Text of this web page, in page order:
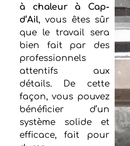
à chaleur à Cap-
d’Ail, vous êtes sûr
que le travail sera
bien fait par des
professionnels
attentifs aux
détails. De cette
façon, vous pouvez
bénéficier d’un
système solide et
efficace, fait pour